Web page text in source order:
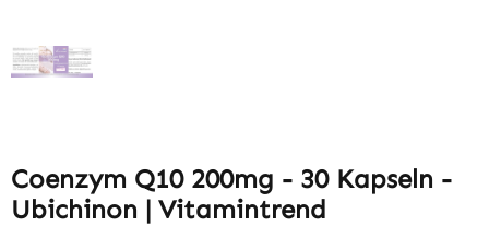
Coenzym Q10 200mg - 30 Kapseln -
Ubichinon | Vitamintrend